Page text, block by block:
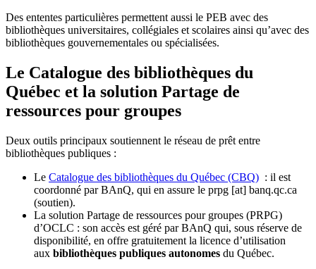
Des ententes particulières permettent aussi le PEB avec des
bibliothèques universitaires, collégiales et scolaires ainsi qu’avec des
bibliothèques gouvernementales ou spécialisées.
Le Catalogue des bibliothèques du
Québec et la solution Partage de
ressources pour groupes
Deux outils principaux soutiennent le réseau de prêt entre
bibliothèques publiques :
Le Catalogue des bibliothèques du Québec (CBQ) : il est
coordonné par BAnQ, qui en assure le prpg [at] banq.qc.ca
(soutien).
La solution Partage de ressources pour groupes (PRPG)
d’OCLC : son accès est géré par BAnQ qui, sous réserve de
disponibilité, en offre gratuitement la licence d’utilisation
aux bibliothèques publiques autonomes du Québec.